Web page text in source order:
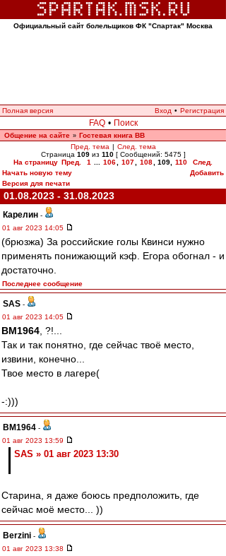
Официальный сайт болельщиков ФК "Спартак" Москва
Полная версия Вход • Регистрация
FAQ • Поиск
Общение на сайте » Гостевая книга ВВ
Пред. тема | След. тема
Страница 109из 110[ Сообщений: 5475 ]
На страницу Пред. 1 106 107 108 109 110
След.
Начать новую тему
Добавить
Версия для печати
01.08.2023 - 31.08.2023
Карелин -
01 авг 2023 14:05
(брюзжа) За российские голы Квинси нужно
применять понижающий кэф. Егора обогнал - и
достаточно.
Последнее сообщение
SAS -
01 авг 2023 14:05
BM1964 , ?!...
Так и так понятно, где сейчас твоё место,
извини, конечно...
Твое место в лагере(
-:)))
BM1964 -
01 авг 2023 13:59
SAS » 01 авг 2023 13:30
Старина, я даже боюсь предположить, где
сейчас моё место... ))
Berzini -
01 авг 2023 13:38